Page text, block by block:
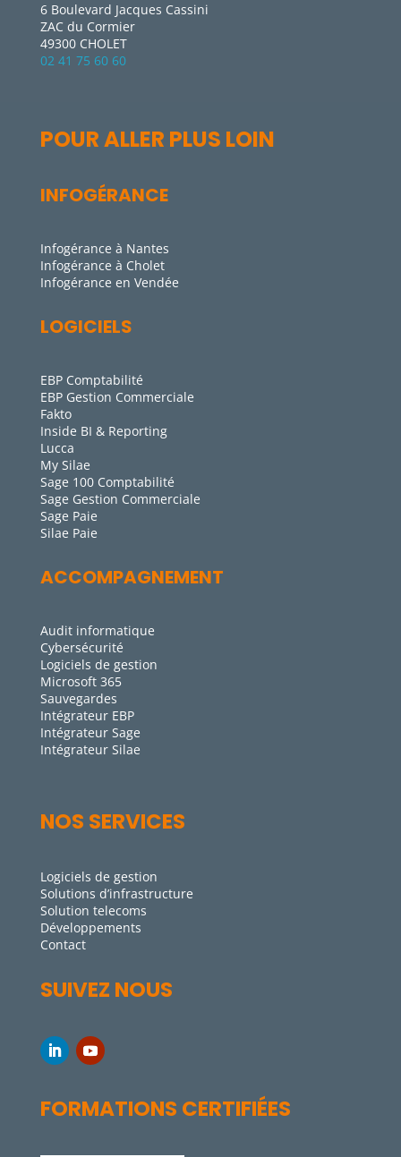
6 Boulevard Jacques Cassini
ZAC du Cormier
49300 CHOLET
02 41 75 60 60
POUR ALLER PLUS LOIN
INFOGÉRANCE
Infogérance à Nantes
Infogérance à Cholet
Infogérance en Vendée
LOGICIELS
EBP Comptabilité
EBP Gestion Commerciale
Fakto
Inside BI & Reporting
Lucca
My Silae
Sage 100 Comptabilité
Sage Gestion Commerciale
Sage Paie
Silae Paie
ACCOMPAGNEMENT
Audit informatique
Cybersécurité
Logiciels de gestion
Microsoft 365
Sauvegardes
Intégrateur EBP
Intégrateur Sage
Intégrateur Silae
NOS SERVICES
Logiciels de gestion
Solutions d’infrastructure
Solution telecoms
Développements
Contact
SUIVEZ NOUS
FORMATIONS CERTIFIÉES